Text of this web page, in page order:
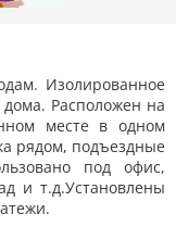
Изолированное
Расположен на
месте в одном
рядом, подъездные
под офис,
и т.д.Установлены